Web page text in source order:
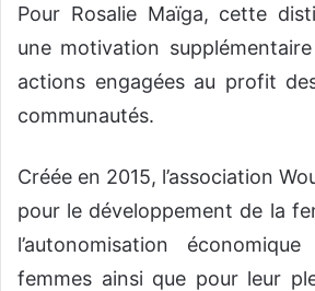
Pour Rosalie Maïga, cette
une motivation
actions engagées au profit
communautés.
Créée en 2015, l’association
pour le développement de la
l’autonomisation
femmes ainsi que pour leur